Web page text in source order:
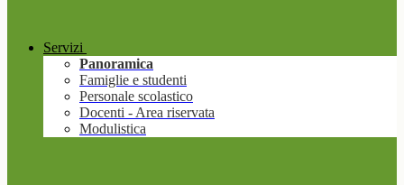
Servizi
Panoramica
Famiglie e studenti
Personale scolastico
Docenti - Area riservata
Modulistica